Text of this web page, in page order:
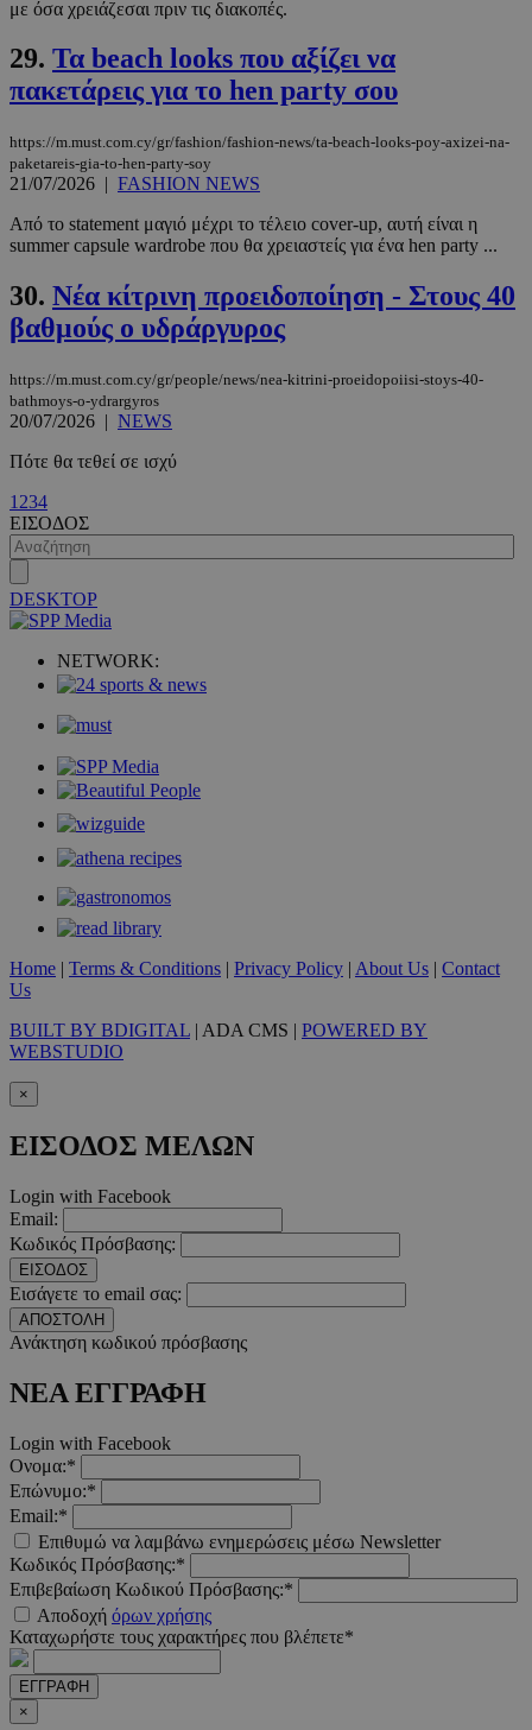
με όσα χρειάζεσαι πριν τις διακοπές.
29. Τα beach looks που αξίζει να
πακετάρεις για το hen party σου
https://m.must.com.cy/gr/fashion/fashion-news/ta-beach-looks-poy-axizei-na-
paketareis-gia-to-hen-party-soy
21/07/2026 | FASHION NEWS
Από το statement μαγιό μέχρι το τέλειο cover-up, αυτή είναι η
summer capsule wardrobe που θα χρειαστείς για ένα hen party ...
30. Νέα κίτρινη προειδοποίηση - Στους 40
βαθμούς ο υδράργυρος
https://m.must.com.cy/gr/people/news/nea-kitrini-proeidopoiisi-stoys-40-
bathmoys-o-ydrargyros
20/07/2026 | NEWS
Πότε θα τεθεί σε ισχύ
1 234
ΕΙΣΟΔΟΣ
DESKTOP
NETWORK:
Home | Terms & Conditions | Privacy Policy | About Us | Contact
Us
BUILT BY BDIGITAL | ADA CMS | POWERED BY
WEBSTUDIO
×
ΕΙΣΟΔΟΣ ΜΕΛΩΝ
Login with Facebook
Email:
Κωδικός Πρόσβασης:
ΕΙΣΟΔΟΣ
Εισάγετε το email σας:
ΑΠΟΣΤΟΛΗ
Ανάκτηση κωδικού πρόσβασης
ΝΕΑ ΕΓΓΡΑΦΗ
Login with Facebook
Ονομα:*
Επώνυμο:*
Email:*
Επιθυμώ να λαμβάνω ενημερώσεις μέσω Newsletter
Κωδικός Πρόσβασης:*
Επιβεβαίωση Κωδικού Πρόσβασης:*
Αποδοχή όρων χρήσης
Καταχωρήστε τους χαρακτήρες που βλέπετε*
ΕΓΓΡΑΦΗ
×
PHPSESSID
PHP.net
m.must.com.cy
VISITOR_PRIVACY_METADATA
AdSphere-GDPR